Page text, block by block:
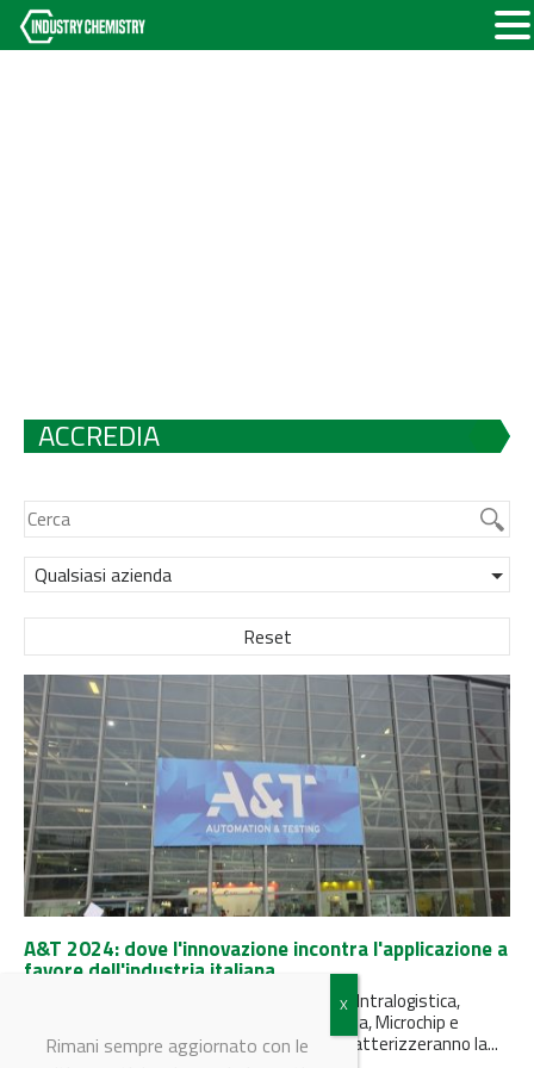
ACCREDIA
Qualsiasi azienda
Reset
A&T 2024: dove l'innovazione incontra l'applicazione a
favore dell'industria italiana
Intelligenza Artificiale, Fabbrica Intelligente, Intralogistica,
Additive Manufacturing, Testing e Metrologia, Microchip e
Semiconduttori: sono questi i focus che caratterizzeranno la...
Rimani sempre aggiornato con le